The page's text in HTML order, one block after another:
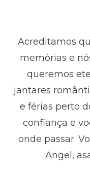
Acreditamos
memórias e
queremos
jantares
e férias perto
confiança e
onde passar.
Angel,